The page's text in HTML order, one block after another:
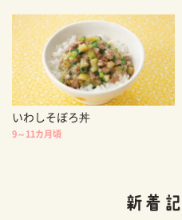
いわしそぼろ丼
9～11カ月頃